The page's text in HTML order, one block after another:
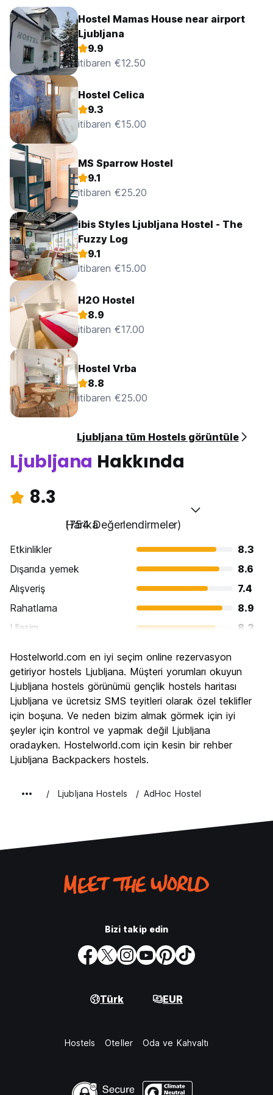
Hostel Mamas House near airport
Ljubljana
9.9
itibaren €12.50
Hostel Celica
9.3
itibaren €15.00
MS Sparrow Hostel
9.1
itibaren €25.20
ibis Styles Ljubljana Hostel - The
Fuzzy Log
9.1
itibaren €15.00
H2O Hostel
8.9
itibaren €17.00
Hostel Vrba
8.8
itibaren €25.00
Ljubljana tüm Hostels görüntüle
Ljubljana Hakkında
8.3
Harika
(754 Değerlendirmeler)
Etkinlikler
8.3
Dışarıda yemek
8.6
Alışveriş
7.4
Rahatlama
8.9
Ulasim
8.2
Kültür
8.6
Gece hayatı
Ekonomik
8.4
Hostelworld.com en iyi seçim online rezervasyon
getiriyor hostels Ljubljana. Müşteri yorumları okuyun
Ljubljana hostels görünümü gençlik hostels haritası
Ljubljana ve ücretsiz SMS teyitleri olarak özel teklifler
için boşuna. Ve neden bizim almak görmek için iyi
şeyler için kontrol ve yapmak değil Ljubljana
oradayken. Hostelworld.com için kesin bir rehber
Ljubljana Backpackers hostels.
Ljubljana Hostels AdHoc Hostel
Bizi takip edin
Türk EUR
Hostels Oteller Oda ve Kahvaltı